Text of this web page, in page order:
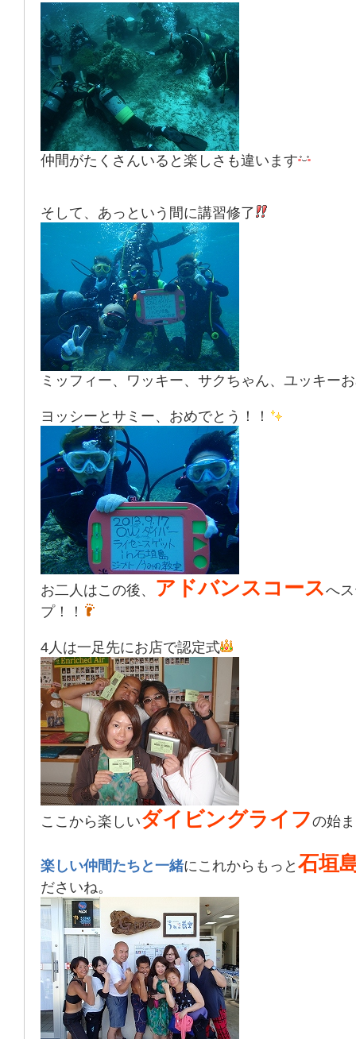
仲間がたくさんいると楽しさも違います
そして、あっという間に講習修了
ミッフィー、ワッキー、サクちゃん、ユッキー
ヨッシーとサミー、おめでとう！！
お二人はこの後、 アドバンスコースへ
プ！！
4人は一足先にお店で認定式
ここから楽しいダイビングライフの始
楽しい仲間たちと一緒にこれからもっと 石垣
ださいね。